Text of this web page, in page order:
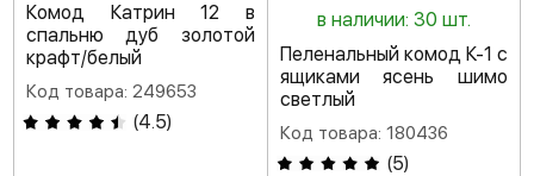
Комод Катрин 12 в
спальню дуб золотой
крафт/белый
Код товара: 249653
(4.5)
в наличии: 30 шт.
Пеленальный комод К-1 с
ящиками ясень шимо
светлый
Код товара: 180436
(5)